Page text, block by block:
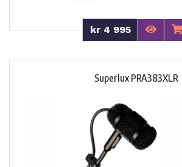
kr 4 995
Superlux PRA383XLR